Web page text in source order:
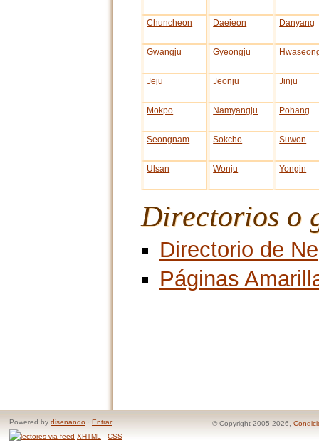
Chuncheon Daejeon Danyang
Gwangju Gyeongju
Jeju Jeonju Jinju
Mokpo Namyangju Pohang
Seongnam Sokcho Suwon
Ulsan Wonju Yongin
Directorios o
Directorio de
Páginas
© Copyright 2005-2026,
Powered by disenando · Entrar
XHTML - CSS